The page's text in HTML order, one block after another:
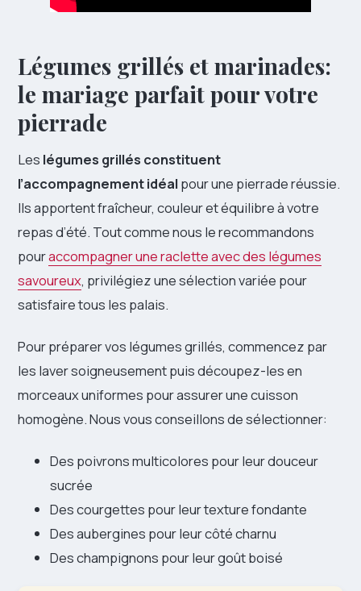
Légumes grillés et marinades:
le mariage parfait pour votre
pierrade
Les légumes grillés constituent
l’accompagnement idéal pour une pierrade réussie.
Ils apportent fraîcheur, couleur et équilibre à votre
repas d’été. Tout comme nous le recommandons
pouraccompagner une raclette avec des légumes
savoureux, privilégiez une sélection variée pour
satisfaire tous les palais.
Pour préparer vos légumes grillés, commencez par
les laver soigneusement puis découpez-les en
morceaux uniformes pour assurer une cuisson
homogène. Nous vous conseillons de sélectionner:
Des poivrons multicolores pour leur douceur
sucrée
Des courgettes pour leur texture fondante
Des aubergines pour leur côté charnu
Des champignons pour leur goût boisé